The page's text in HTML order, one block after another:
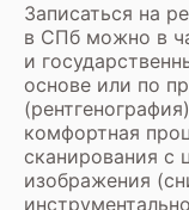
Записаться на
в СПб можно в
и
основе или по
(рентгенография)
комфортная
сканирования с
изображения